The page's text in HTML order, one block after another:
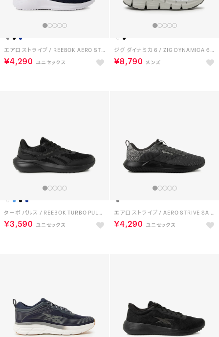
エアロ ストライブ / REEBOK AERO STRIVE SA （ネイビー）
￥4,290
ジグ ダイナミカ 6 / ZIG DYNAMICA 6 （ホワイト）
￥8,790
ターボ パルス / REEBOK TURBO PULSE SA （ブラック）
￥3,590
エアロ ストライブ / AERO STRIVE SA （グレー）
￥4,290